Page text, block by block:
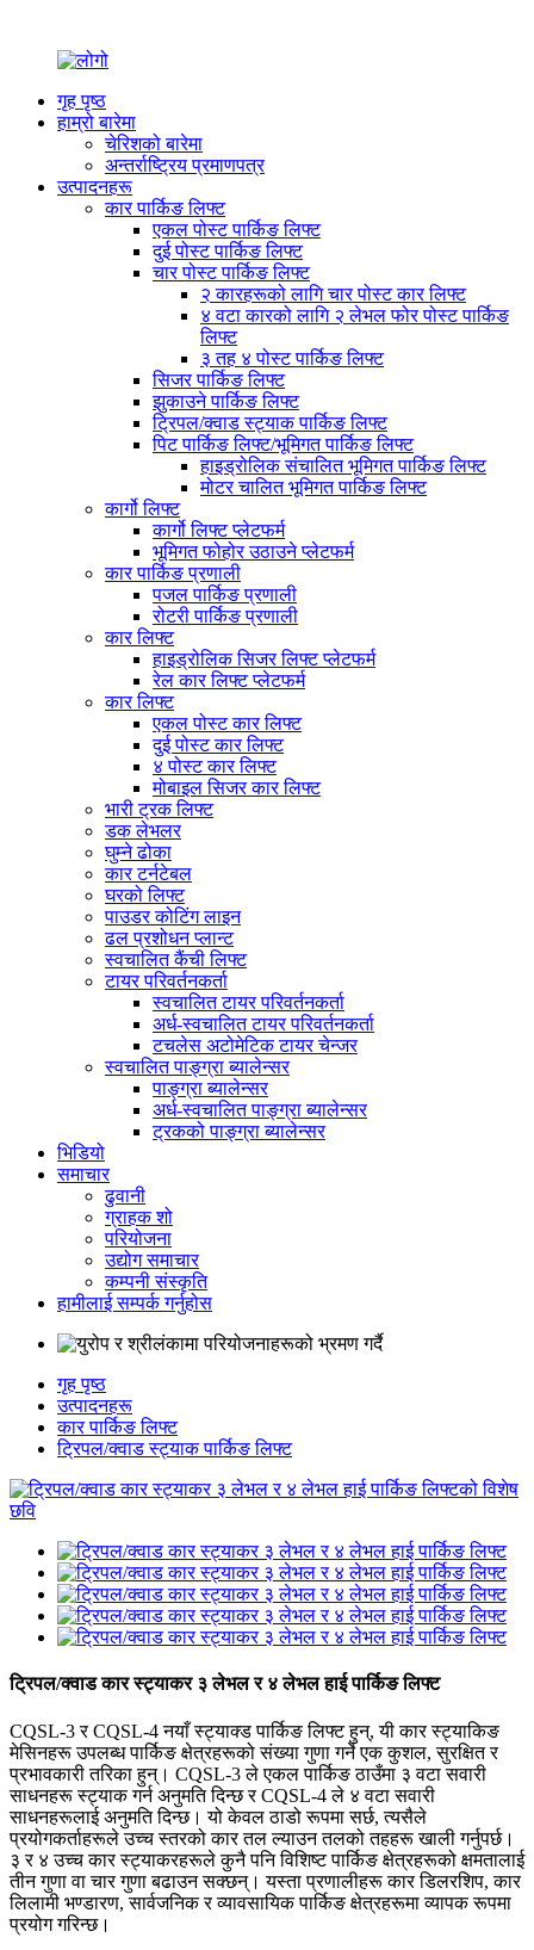
गृह पृष्ठ
हाम्रो बारेमा
चेरिशको बारेमा
अन्तर्राष्ट्रिय प्रमाणपत्र
उत्पादनहरू
कार पार्किङ लिफ्ट
एकल पोस्ट पार्किङ लिफ्ट
दुई पोस्ट पार्किङ लिफ्ट
चार पोस्ट पार्किङ लिफ्ट
२ कारहरूको लागि चार पोस्ट कार लिफ्ट
४ वटा कारको लागि २ लेभल फोर पोस्ट पार्किङ
लिफ्ट
३ तह ४ पोस्ट पार्किङ लिफ्ट
सिजर पार्किङ लिफ्ट
झुकाउने पार्किङ लिफ्ट
ट्रिपल/क्वाड स्ट्याक पार्किङ लिफ्ट
पिट पार्किङ लिफ्ट/भूमिगत पार्किङ लिफ्ट
हाइड्रोलिक संचालित भूमिगत पार्किङ लिफ्ट
मोटर चालित भूमिगत पार्किङ लिफ्ट
कार्गो लिफ्ट
कार्गो लिफ्ट प्लेटफर्म
भूमिगत फोहोर उठाउने प्लेटफर्म
कार पार्किङ प्रणाली
पजल पार्किङ प्रणाली
रोटरी पार्किङ प्रणाली
कार लिफ्ट
हाइड्रोलिक सिजर लिफ्ट प्लेटफर्म
रेल कार लिफ्ट प्लेटफर्म
कार लिफ्ट
एकल पोस्ट कार लिफ्ट
दुई पोस्ट कार लिफ्ट
४ पोस्ट कार लिफ्ट
मोबाइल सिजर कार लिफ्ट
भारी ट्रक लिफ्ट
डक लेभलर
घुम्ने ढोका
कार टर्नटेबल
घरको लिफ्ट
पाउडर कोटिंग लाइन
ढल प्रशोधन प्लान्ट
स्वचालित कैंची लिफ्ट
टायर परिवर्तनकर्ता
स्वचालित टायर परिवर्तनकर्ता
अर्ध-स्वचालित टायर परिवर्तनकर्ता
टचलेस अटोमेटिक टायर चेन्जर
स्वचालित पाङ्ग्रा ब्यालेन्सर
पाङ्ग्रा ब्यालेन्सर
अर्ध-स्वचालित पाङ्ग्रा ब्यालेन्सर
ट्रकको पाङ्ग्रा ब्यालेन्सर
भिडियो
समाचार
ढुवानी
ग्राहक शो
परियोजना
उद्योग समाचार
कम्पनी संस्कृति
हामीलाई सम्पर्क गर्नुहोस
गृह पृष्ठ
उत्पादनहरू
कार पार्किङ लिफ्ट
ट्रिपल/क्वाड स्ट्याक पार्किङ लिफ्ट
ट्रिपल/क्वाड कार स्ट्याकर ३ लेभल र ४ लेभल हाई पार्किङ लिफ्ट
CQSL-3 र CQSL-4 नयाँ स्ट्याक्ड पार्किङ लिफ्ट हुन्, यी कार स्ट्याकिङ
मेसिनहरू उपलब्ध पार्किङ क्षेत्रहरूको संख्या गुणा गर्ने एक कुशल, सुरक्षित र
प्रभावकारी तरिका हुन्। CQSL-3 ले एकल पार्किङ ठाउँमा ३ वटा सवारी
साधनहरू स्ट्याक गर्न अनुमति दिन्छ र CQSL-4 ले ४ वटा सवारी
साधनहरूलाई अनुमति दिन्छ। यो केवल ठाडो रूपमा सर्छ, त्यसैले
प्रयोगकर्ताहरूले उच्च स्तरको कार तल ल्याउन तलको तहहरू खाली गर्नुपर्छ।
३ र ४ उच्च कार स्ट्याकरहरूले कुनै पनि विशिष्ट पार्किङ क्षेत्रहरूको क्षमतालाई
तीन गुणा वा चार गुणा बढाउन सक्छन्। यस्ता प्रणालीहरू कार डिलरशिप, कार
लिलामी भण्डारण, सार्वजनिक र व्यावसायिक पार्किङ क्षेत्रहरूमा व्यापक रूपमा
प्रयोग गरिन्छ।